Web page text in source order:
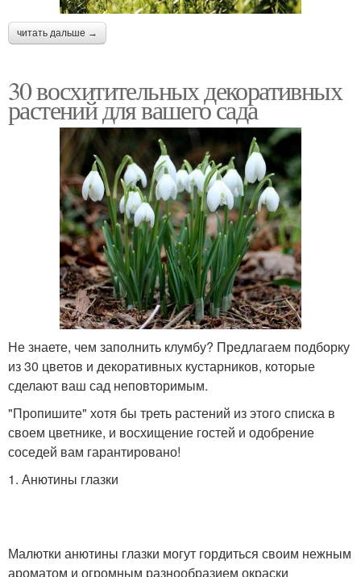
читать дальше →
30 восхитительных декоративных
растений для вашего сада
Не знаете, чем заполнить клумбу? Предлагаем подборку
из 30 цветов и декоративных кустарников, которые
сделают ваш сад неповторимым.
"Пропишите" хотя бы треть растений из этого списка в
своем цветнике, и восхищение гостей и одобрение
соседей вам гарантировано!
1. Анютины глазки
Малютки анютины глазки могут гордиться своим нежным
ароматом и огромным разнообразием окраски